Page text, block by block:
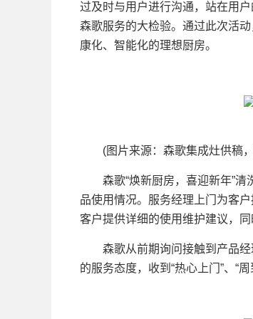
过及时与用户进行沟通，站在用
森歌服务的大检验。通过此次活
康化、智能化的理想厨房。
(图片来源：森歌集成灶供稿
森歌“焕新厨房，喜迎新年”清
品使用情况。服务经理上门为客
客户提供详细的使用维护建议，
森歌从前期询问接触到产品经
的服务态度，收到“热心上门”、“